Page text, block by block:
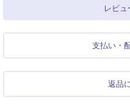
レビ
支払い・
返品